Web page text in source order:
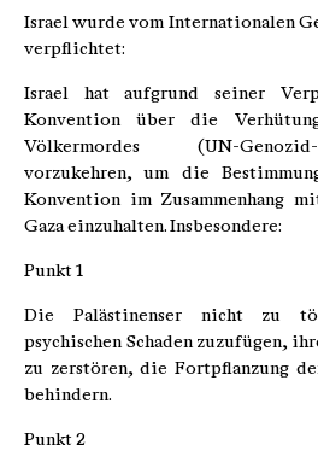
Israel wurde vom Internationalen
verpflichtet:
Israel hat aufgrund seiner
Konvention über die
Völkermordes (UN-
vorzukehren, um die
Konvention im Zusammenhang
Gaza einzuhalten. Insbesondere:
Punkt 1
Die Palästinenser nicht zu
psychischen Schaden zuzufügen,
zu zerstören, die Fortpflanzung
behindern.
Punkt 2